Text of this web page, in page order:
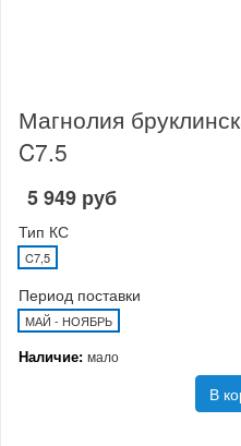
Магнолия
C7.5
5 949 руб
Тип КС
C7,5
Период поставки
МАЙ - НОЯБРЬ
Наличие: мало
В